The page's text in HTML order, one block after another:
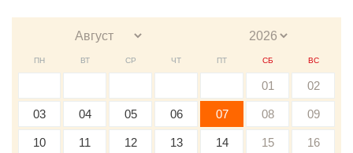
ПН ВТ СР ЧТ ПТ СБ ВС
01 02
03 04 05 06 07 08 09
10 11 12 13 14 15 16